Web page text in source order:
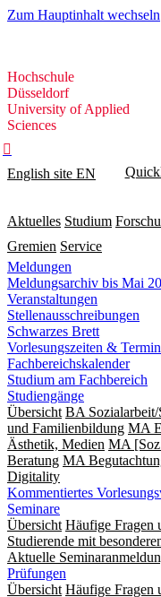
Zum Hauptinhalt wechseln
Hochschule
Düsseldorf
Hochschule
Düsseldorf
University of Applied
Sciences

English site EN
Aktuelles Studium
Gremien Service
Meldungen
Meldungsarchiv bis Mai
Veranstaltungen
Stellenausschreibungen
Schwarzes Brett
Vorlesungszeiten &
Fachbereichskalender
Studium am Fachbereich
Studiengänge
Übersicht BA
und Familienbildung MA
Ästhetik, Medien MA
Beratung MA
Digitality
Kommentiertes
Seminare
Übersicht Häufige Fragen
Studierende mit
Aktuelle
Prüfungen
Übersicht Häufige Fragen